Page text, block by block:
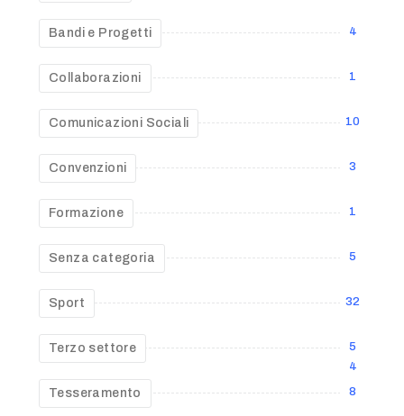
Bandi e Progetti 4
Collaborazioni 1
Comunicazioni Sociali 10
Convenzioni 3
Formazione 1
Senza categoria 5
Sport 32
Terzo settore
5
4
Tesseramento 8